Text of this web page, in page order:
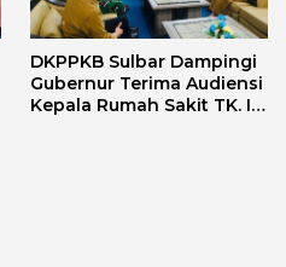
DKPPKB Sulbar Dampingi
Gubernur Terima Audiensi
Kepala Rumah Sakit TK. III